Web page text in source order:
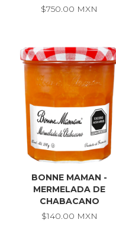
$750.00 MXN
BONNE MAMAN -
MERMELADA DE
CHABACANO
$140.00 MXN